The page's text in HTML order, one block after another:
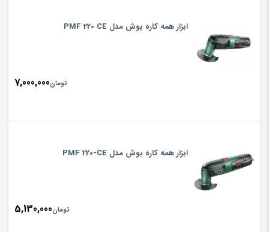
ابزار همه کاره بوش مدل PMF 220 CE
تومان7,000,000
ابزار همه کاره بوش مدل PMF 220-CE
تومان5,130,000